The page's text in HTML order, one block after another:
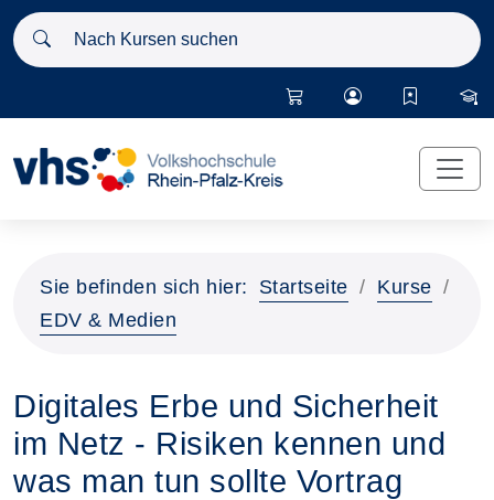
Nach Kursen suchen
Sie befinden sich hier: Startseite
Kurse
EDV & Medien
Digitales Erbe und Sicherheit
im Netz - Risiken kennen und
was man tun sollte Vortrag